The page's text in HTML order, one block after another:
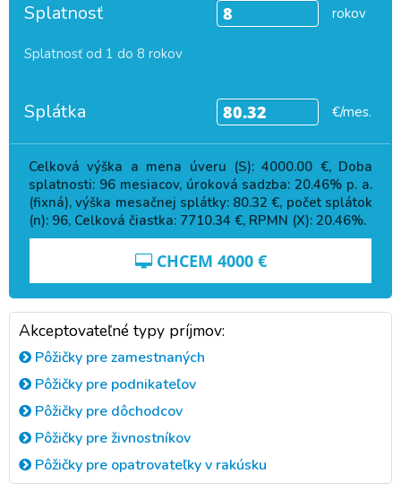
Splatnosť rokov
Splatnosť od 1 do 8 rokov
Splátka €/mes.
Celková výška a mena úveru (S):4000.00 €, Doba
splatnosti: 96mesiacov, úroková sadzba:20.46% p. a.
(fixná), výška mesačnej splátky: 80.32 €, počet splátok
(n): 96, Celková čiastka: 7710.34 €, RPMN (X): 20.46%.
CHCEM 4000€
Akceptovateľné typy príjmov:
Pôžičky pre zamestnaných
Pôžičky pre podnikateľov
Pôžičky pre dôchodcov
Pôžičky pre živnostníkov
Pôžičky pre opatrovateľky v rakúsku